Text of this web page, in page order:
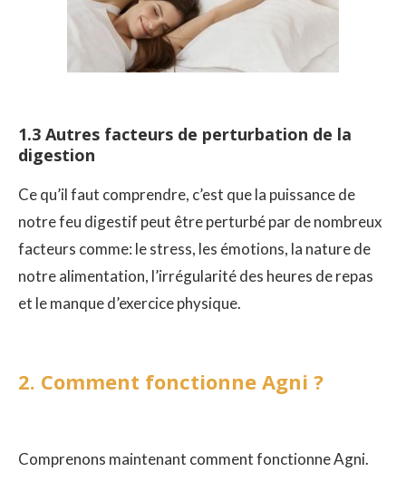
1.3 Autres facteurs de perturbation de la
digestion
Ce qu’il faut comprendre, c’est que la puissance de
notre feu digestif peut être perturbé par de nombreux
facteurs comme: le stress, les émotions, la nature de
notre alimentation, l’irrégularité des heures de repas
et le manque d’exercice physique.
2. Comment fonctionne Agni ?
Comprenons maintenant comment fonctionne Agni.